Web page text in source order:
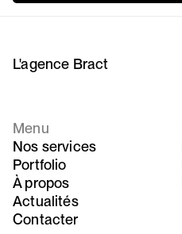
L'agence Bract
Menu
Nos services
Portfolio
À propos
Actualités
Contacter